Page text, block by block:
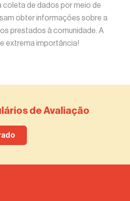
coleta de dados por meio de
obter informações sobre a
prestados à comunidade. A
extrema importância!
de Avaliação